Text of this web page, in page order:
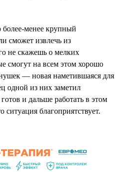
менее крупный
сможет извлечь из
не скажешь о мелких
смогут на всем этом хорошо
— новая наметившаяся для
одной из них заметил
и дальше работать в этом
ситуация благоприятствует.